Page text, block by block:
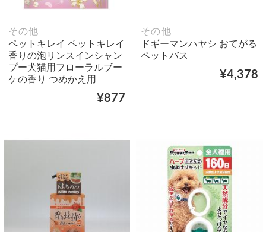
その他
ペットキレイ ペットキレイ
香りの泡リンスインシャン
プー犬猫用フローラルブー
ケの香り つめかえ用
¥877
その他
ドギーマンハヤシ おてがる
ペットバス
¥4,378